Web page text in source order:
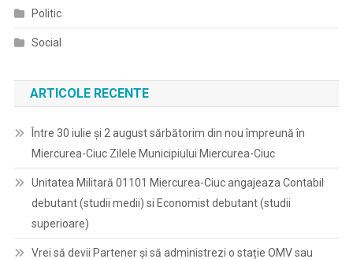
Politic
Social
ARTICOLE RECENTE
Între 30 iulie și 2 august sărbătorim din nou împreună în
Miercurea-Ciuc Zilele Municipiului Miercurea-Ciuc
Unitatea Militară 01101 Miercurea-Ciuc angajeaza Contabil
debutant (studii medii) si Economist debutant (studii
superioare)
Vrei să devii Partener și să administrezi o stație OMV sau